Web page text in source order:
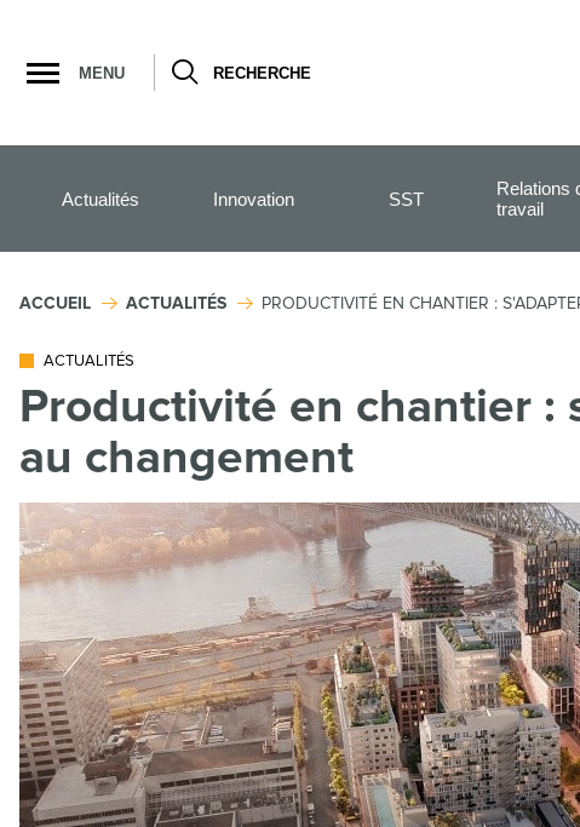
la
navigation
MENU RECHERCHE
Actualités Innovation SST
Relations
travail
ACCUEIL ACTUALITÉS PRODUCTIVITÉ EN CHANTIER :
ACTUALITÉS
Productivité en chantier :
au changement